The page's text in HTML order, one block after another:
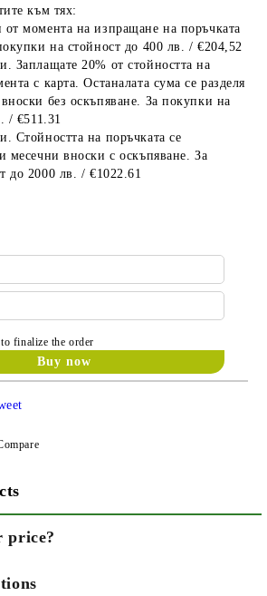
към тях:
момента на изпращане на поръчката
на стойност до 400 лв. / €204,52
Заплащате 20% от стойността на
с карта. Останалата сума се разделя
без оскъпяване. За покупки на
/ €511.31
Стойността на поръчката се
месечни вноски с оскъпяване. За
до 2000 лв. / €1022.61
finalize the order
price?